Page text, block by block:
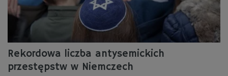
Rekordowa liczba antysemickich
przestępstw w Niemczech